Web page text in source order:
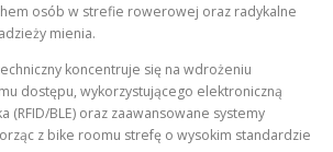
osób w strefie rowerowej oraz radykalne
mienia.
koncentruje się na wdrożeniu
dostępu, wykorzystującego elektroniczną
(RFID/BLE) oraz zaawansowane systemy
z bike roomu strefę o wysokim standardzie